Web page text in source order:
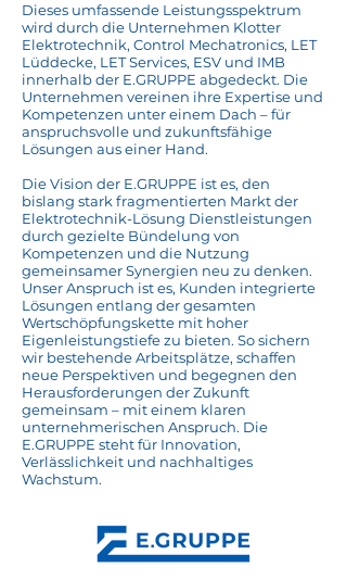
Dieses umfassende Leistungsspektrum
wird durch die Unternehmen Klotter
Elektrotechnik, Control Mechatronics, LET
Lüddecke, LET Services, ESV und IMB
innerhalb der E.GRUPPE abgedeckt. Die
Unternehmen vereinen ihre Expertise und
Kompetenzen unter einem Dach – für
anspruchsvolle und zukunftsfähige
Lösungen aus einer Hand.
Die Vision der E.GRUPPE ist es, den
bislang stark fragmentierten Markt der
Elektrotechnik-Lösung Dienstleistungen
durch gezielte Bündelung von
Kompetenzen und die Nutzung
gemeinsamer Synergien neu zu denken.
Unser Anspruch ist es, Kunden integrierte
Lösungen entlang der gesamten
Wertschöpfungskette mit hoher
Eigenleistungstiefe zu bieten. So sichern
wir bestehende Arbeitsplätze, schaffen
neue Perspektiven und begegnen den
Herausforderungen der Zukunft
gemeinsam – mit einem klaren
unternehmerischen Anspruch. Die
E.GRUPPE steht für Innovation,
Verlässlichkeit und nachhaltiges
Wachstum.